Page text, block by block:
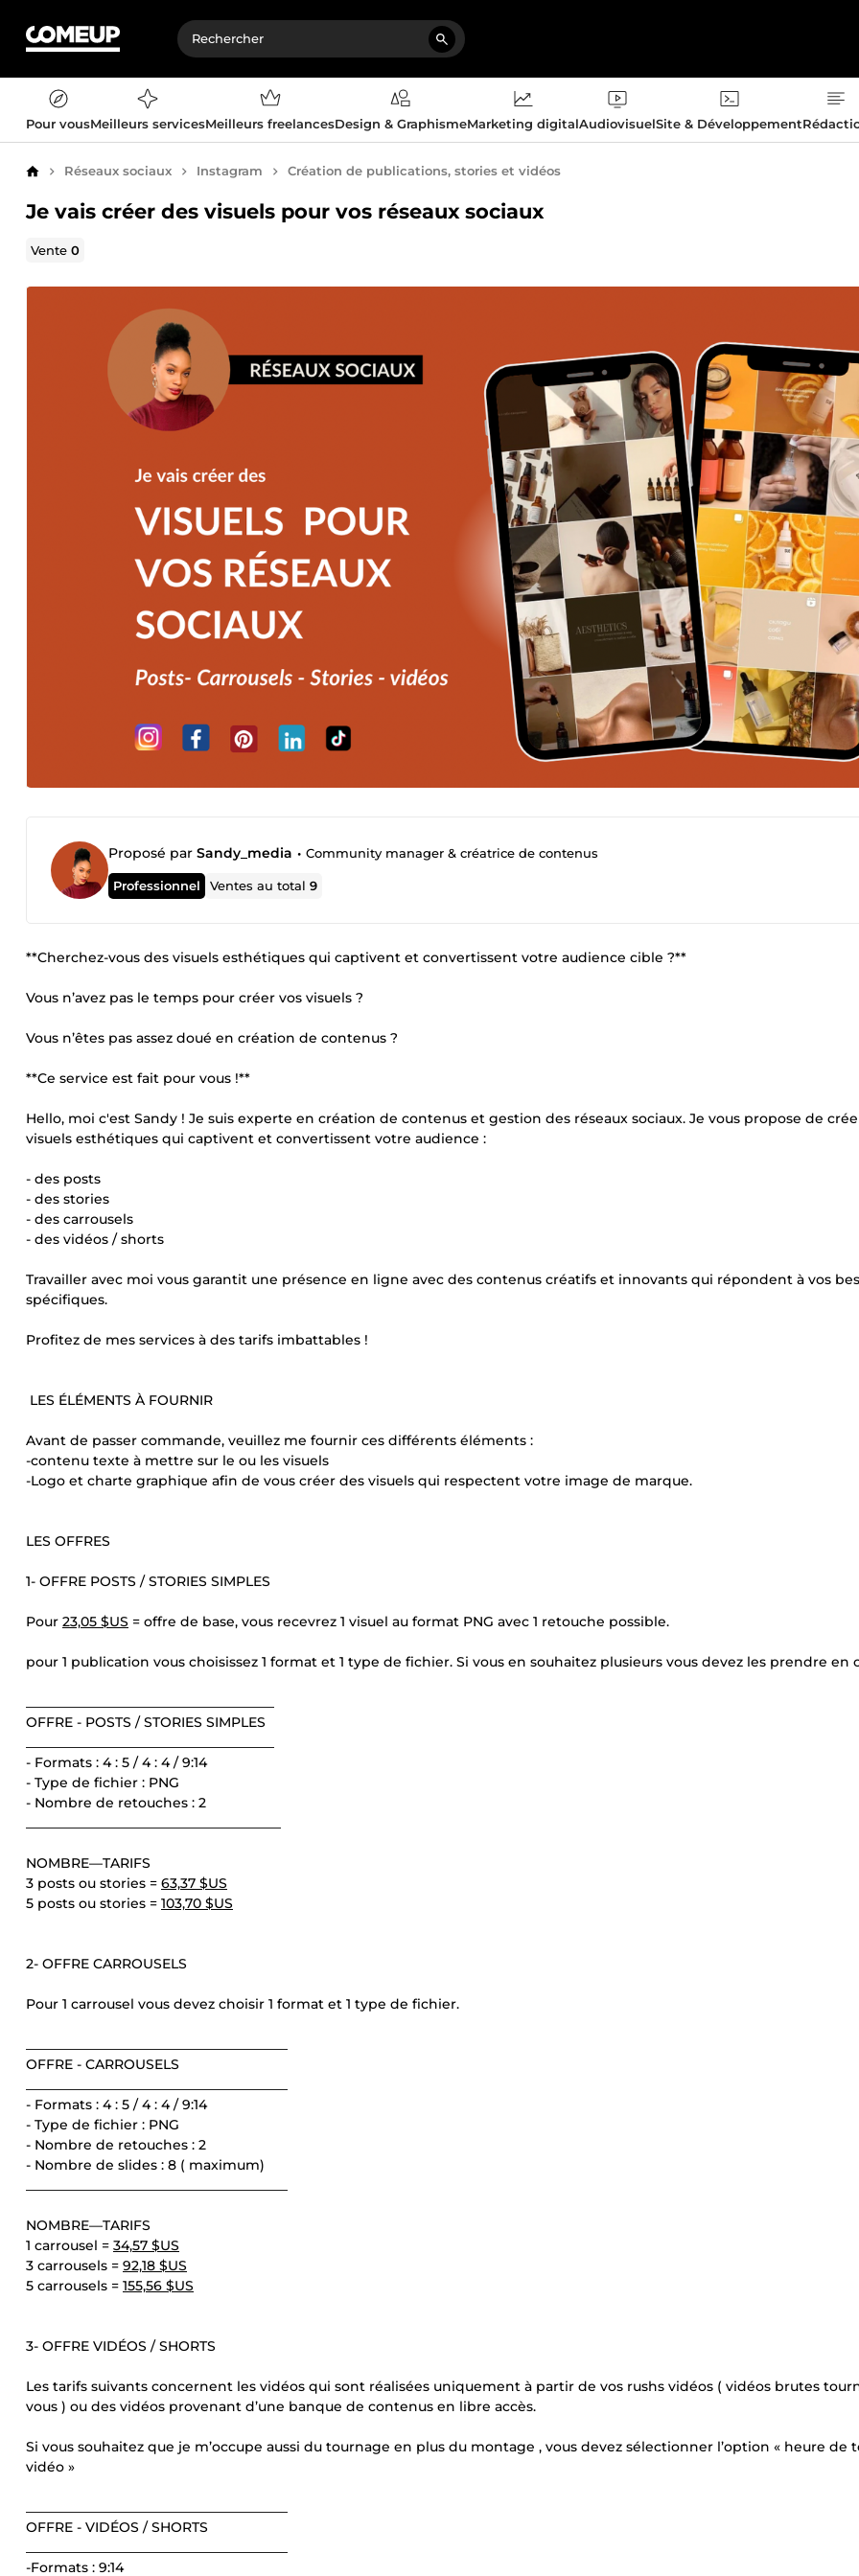
Pour vousMeilleurs servicesMeilleurs freelancesDesign & GraphismeMarketing digitalAudiovisuelSite & Développement
AccueilRéseaux sociaux Instagram Création de publications, stories et vidéos
Je vais créer des visuels pour vos réseaux sociaux
Vente0
Proposé par Sandy_media • Community manager & créatrice de contenus
Professionnel Ventes au total9
**Cherchez-vous des visuels esthétiques qui captivent et convertissent votre audience cible ?**
Vous n’avez pas le temps pour créer vos visuels ?
Vous n’êtes pas assez doué en création de contenus ?
**Ce service est fait pour vous !**
Hello, moi c'est Sandy ! Je suis experte en création de contenus et gestion des réseaux sociaux. Je vous propose de
visuels esthétiques qui captivent et convertissent votre audience :
- des posts
- des stories
- des carrousels
- des vidéos / shorts
Travailler avec moi vous garantit une présence en ligne avec des contenus créatifs et innovants qui répondent à vos
spécifiques.
Profitez de mes services à des tarifs imbattables !
LES ÉLÉMENTS À FOURNIR
Avant de passer commande, veuillez me fournir ces différents éléments :
-contenu texte à mettre sur le ou les visuels
-Logo et charte graphique afin de vous créer des visuels qui respectent votre image de marque.
LES OFFRES
1- OFFRE POSTS / STORIES SIMPLES
Pour 23,05 $US = offre de base, vous recevrez 1 visuel au format PNG avec 1 retouche possible.
pour 1 publication vous choisissez 1 format et 1 type de fichier. Si vous en souhaitez plusieurs vous devez les prendre en
OFFRE - POSTS / STORIES SIMPLES
- Formats : 4 : 5 / 4 : 4 / 9:14
- Type de fichier : PNG
- Nombre de retouches : 2
NOMBRE—TARIFS
3 posts ou stories = 63,37 $US
5 posts ou stories = 103,70 $US
2- OFFRE CARROUSELS
Pour 1 carrousel vous devez choisir 1 format et 1 type de fichier.
OFFRE - CARROUSELS
- Formats : 4 : 5 / 4 : 4 / 9:14
- Type de fichier : PNG
- Nombre de retouches : 2
- Nombre de slides : 8 ( maximum)
NOMBRE—TARIFS
1 carrousel = 34,57 $US
3 carrousels = 92,18 $US
5 carrousels = 155,56 $US
3- OFFRE VIDÉOS / SHORTS
Les tarifs suivants concernent les vidéos qui sont réalisées uniquement à partir de vos rushs vidéos ( vidéos brutes
vous ) ou des vidéos provenant d’une banque de contenus en libre accès.
Si vous souhaitez que je m’occupe aussi du tournage en plus du montage , vous devez sélectionner l’option « heure de
vidéo »
OFFRE - VIDÉOS / SHORTS
-Formats : 9:14